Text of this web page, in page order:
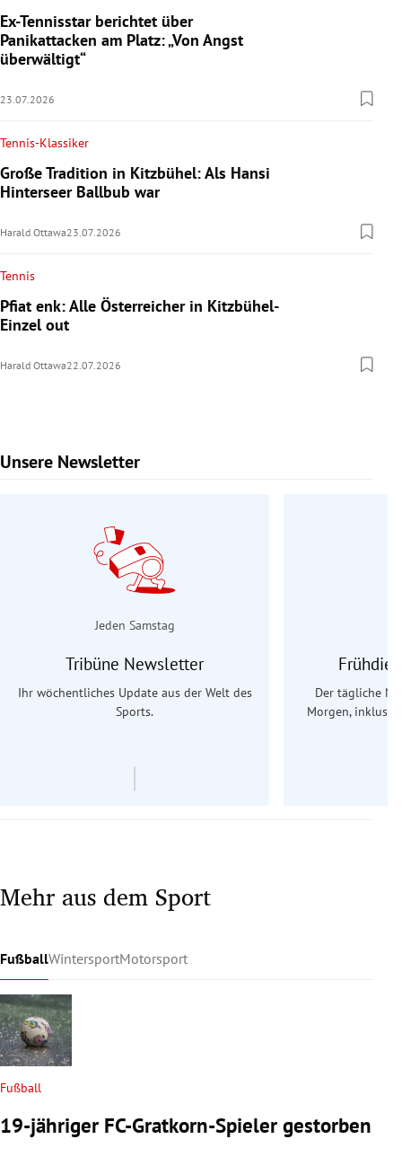
Ex-Tennisstar berichtet über
Panikattacken am Platz: „Von Angst
überwältigt“
23.07.2026
Tennis-Klassiker
Große Tradition in Kitzbühel: Als Hansi
Hinterseer Ballbub war
Harald Ottawa23.07.2026
Tennis
Pfiat enk: Alle Österreicher in Kitzbühel-
Einzel out
Harald Ottawa22.07.2026
Unsere Newsletter
Slide 1 von 9
Jeden Samstag
Tribüne Newsletter
Ihr wöchentliches Update aus der Welt des
Sports.
Der tägliche
Morgen,
Mehr aus dem Sport
FußballWintersportMotorsport
Fußball
19-jähriger FC-Gratkorn-Spieler gestorben